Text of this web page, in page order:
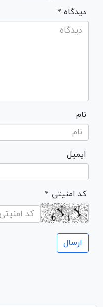
* دیدگاه
نام
ایمیل
* کد امنیتی